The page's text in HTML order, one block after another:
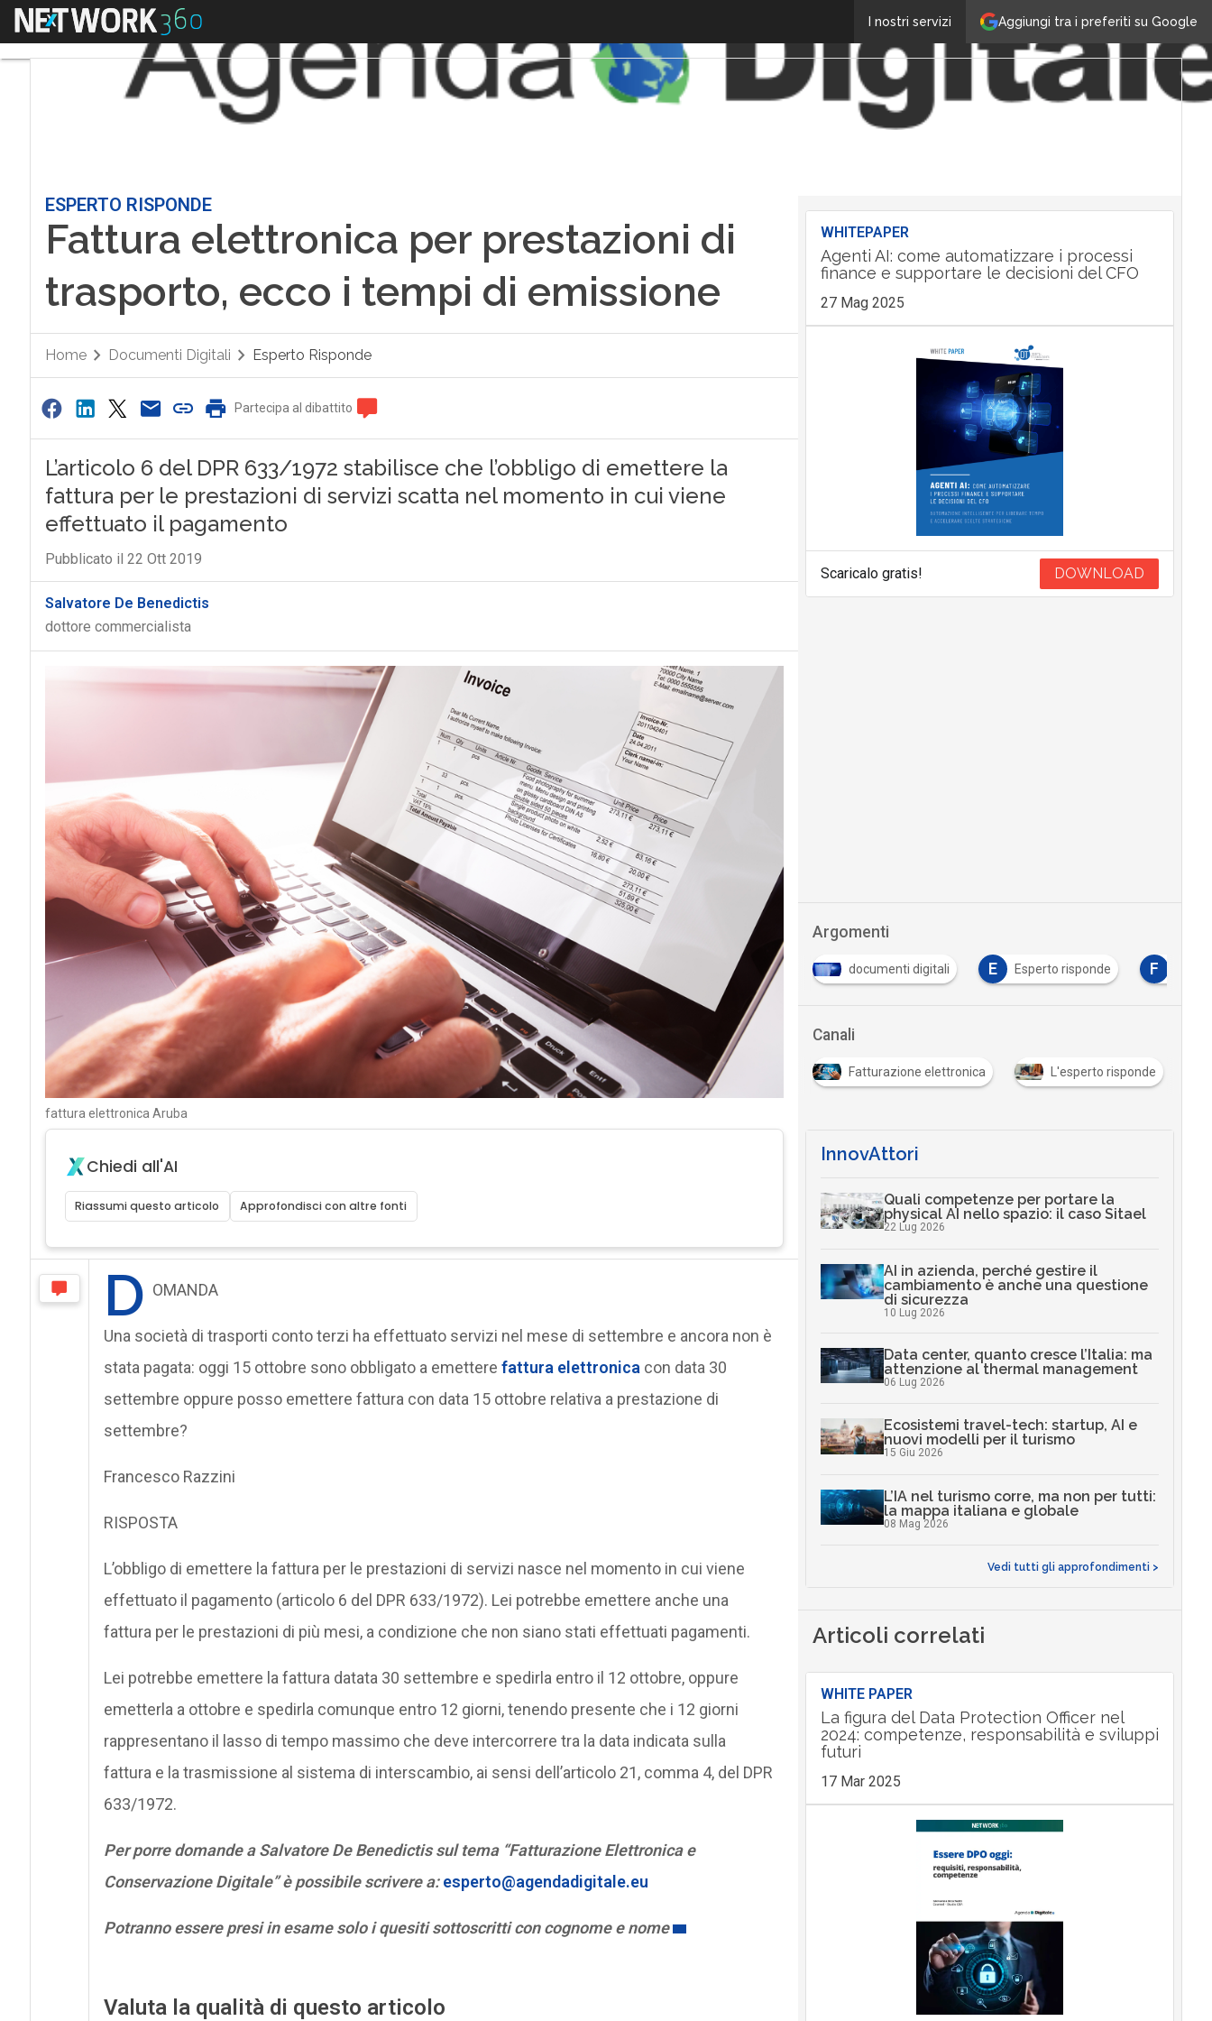
Aggiungi tra i preferiti su Google
I nostri servizi
Menu
ESPERTO RISPONDE
Fattura elettronica per prestazioni di
trasporto, ecco i tempi di emissione
Home Documenti Digitali Esperto Risponde
Partecipa al dibattito
L’articolo 6 del DPR 633/1972 stabilisce che l’obbligo di emettere la
fattura per le prestazioni di servizi scatta nel momento in cui viene
effettuato il pagamento
Pubblicato il 22 Ott 2019
Salvatore De Benedictis
dottore commercialista
fattura elettronica Aruba
Chiedi all'AI
Riassumi questo articolo Approfondisci con altre fonti
D OMANDA
Una società di trasporti conto terzi ha effettuato servizi nel mese di settembre e ancora non è
stata pagata: oggi 15 ottobre sono obbligato a emettere fattura elettronica con data 30
settembre oppure posso emettere fattura con data 15 ottobre relativa a prestazione di
settembre?
Francesco Razzini
RISPOSTA
L’obbligo di emettere la fattura per le prestazioni di servizi nasce nel momento in cui viene
effettuato il pagamento (articolo 6 del DPR 633/1972). Lei potrebbe emettere anche una
fattura per le prestazioni di più mesi, a condizione che non siano stati effettuati pagamenti.
Lei potrebbe emettere la fattura datata 30 settembre e spedirla entro il 12 ottobre, oppure
emetterla a ottobre e spedirla comunque entro 12 giorni, tenendo presente che i 12 giorni
rappresentano il lasso di tempo massimo che deve intercorrere tra la data indicata sulla
fattura e la trasmissione al sistema di interscambio, ai sensi dell’articolo 21, comma 4, del DPR
633/1972.
Per porre domande a Salvatore De Benedictis sul tema “Fatturazione Elettronica e
Conservazione Digitale” è possibile scrivere a:esperto@agendadigitale.eu
Potranno essere presi in esame solo i quesiti sottoscritti con cognome e nome
Valuta la qualità di questo articolo
WHITEPAPER
Agenti AI: come automatizzare i processi
finance e supportare le decisioni del CFO
27 Mag 2025
Scaricalo gratis! DOWNLOAD
Argomenti
C conservazione digitale documenti digitali E Esperto risponde F
Canali
Documenti digitali Fatturazione elettronica L'esperto risponde
InnovAttori
Quali competenze per portare la
physical AI nello spazio: il caso Sitael
22 Lug 2026
AI in azienda, perché gestire il
cambiamento è anche una questione
di sicurezza
10 Lug 2026
Data center, quanto cresce l’Italia: ma
attenzione al thermal management
06 Lug 2026
Ecosistemi travel-tech: startup, AI e
nuovi modelli per il turismo
15 Giu 2026
L’IA nel turismo corre, ma non per tutti:
la mappa italiana e globale
08 Mag 2026
Vedi tutti gli approfondimenti >
Articoli correlati
WHITE PAPER
La figura del Data Protection Officer nel
2024: competenze, responsabilità e sviluppi
futuri
17 Mar 2025